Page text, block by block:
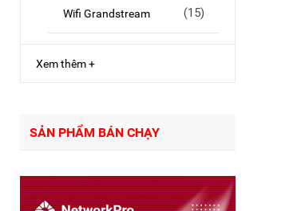
Wifi Grandstream (15)
Xem thêm +
SẢN PHẨM BÁN CHẠY